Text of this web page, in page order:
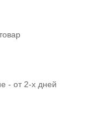
- от 2-х дней